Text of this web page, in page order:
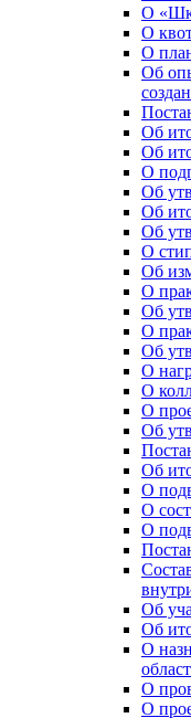
О
О
О
Об
Об
Об
О
Об
Об
Об
О
Об
О
Об
О
Об
О
О
О
Об
Об
О
О
О
Об
Об
О
О
О